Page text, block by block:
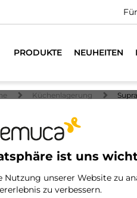
PRODUKTE NEUHEITEN
ist uns
unserer Website zu
zu verbessern.
Küchenlagerung